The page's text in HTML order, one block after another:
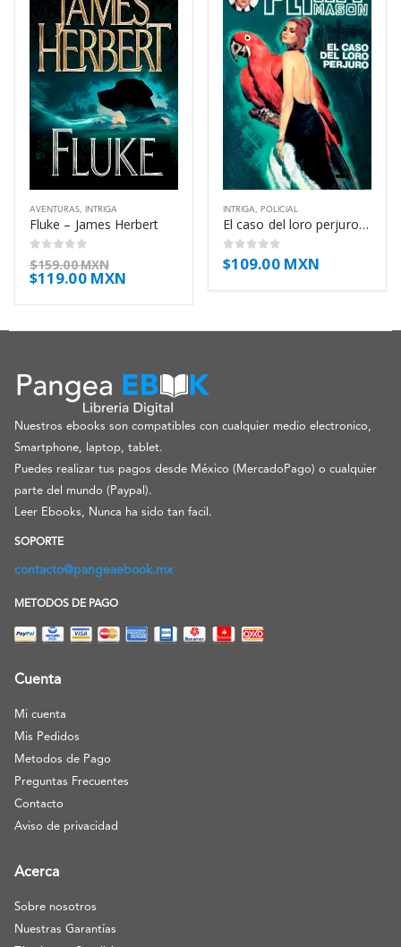
AVENTURAS, INTRIGA
Fluke – James Herbert
0out of 5
$159.00 MXN
$119.00 MXN
INTRIGA, POLICIAL
El caso del loro perjuro – Erle Stanley Gardner
0out of 5
$109.00 MXN
Nuestros ebooks son compatibles con cualquier medio electronico,
Smartphone, laptop, tablet.
Puedes realizar tus pagos desde México (MercadoPago) o cualquier
parte del mundo (Paypal).
Leer Ebooks, Nunca ha sido tan facil.
SOPORTE
contacto@pangeaebook.mx
METODOS DE PAGO
Cuenta
Mi cuenta
Mis Pedidos
Metodos de Pago
Preguntas Frecuentes
Contacto
Aviso de privacidad
Acerca
Sobre nosotros
Nuestras Garantías